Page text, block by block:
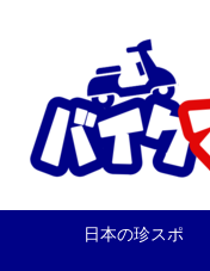
日本の珍スポ